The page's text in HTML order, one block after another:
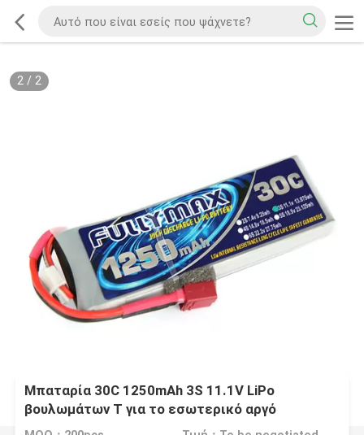
2/ 2
Μπαταρία 30C 1250mAh 3S 11.1V LiPo
βουλωμάτων Τ για το εσωτερικό αργό
αεροπλάνο ιπτάμενων RC Aerobatic